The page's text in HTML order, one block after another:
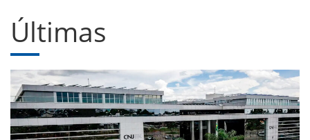
Últimas